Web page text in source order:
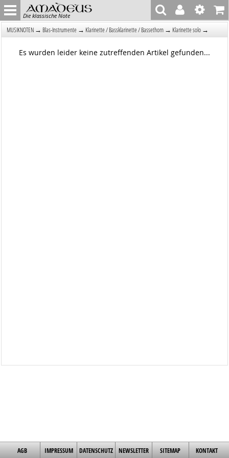
Die klassische Note
MUSIKNOTEN → Blas-Instrumente → Klarinette / Bassklarinette / Bassethorn → Klarinette solo →
Es wurden leider keine zutreffenden Artikel gefunden...
AGB IMPRESSUM DATENSCHUTZ NEWSLETTER SITEMAP KONTAKT